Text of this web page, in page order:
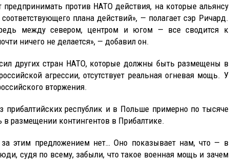
против НАТО действия, на которые альянсу
плана действий», — полагает сэр Ричард.
между севером, центром и югом — все сводится к
ничего не делается», — добавил он.
других стран НАТО, которые должны быть размещены в
агрессии, отсутствует реальная огневая мощь. У
вторжения.
прибалтийских республик и в Польше примерно по тысяче
размещении контингентов в Прибалтике.
этим предложением нет… Оно показывает нам, что — в
судя по всему, забыли, что такое военная мощь и зачем